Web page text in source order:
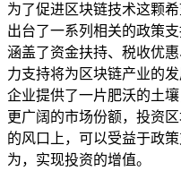
为了促进区块链技术这颗
出台了一系列相关的政策
涵盖了资金扶持、税收优
力支持将为区块链产业的
企业提供了一片肥沃的土
更广阔的市场份额，投资
的风口上，可以受益于政
为，实现投资的增值。